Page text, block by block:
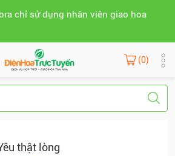
chỉ sử dụng nhân viên giao hoa
(0)
thật lòng